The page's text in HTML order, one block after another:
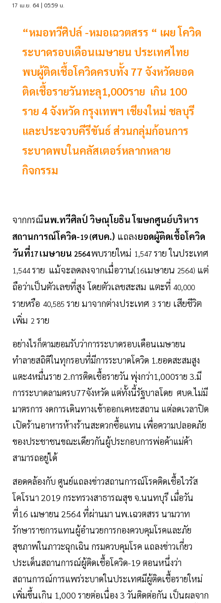
17 เม.ย. 64 | 05:59 น.
“หมอทวีศิปล์ -หมอเฉวตสรร “ เผย โควิด
ระบาดรอบเดือนเมษายน ประเทศไทย
พบผู้ติดเชื้อโควิดครบทั้ง 77 จังหวัดยอด
ติดเชื้อรายวันทะลุ1,000ราย เกิน 100
ราย 4 จังหวัด กรุงเทพฯ เชียงใหม่ ชลบุรี
และประจวบคีรีขันธ์ ส่วนกลุ่มก้อนการ
ระบาดพบในคลัสเตอร์หลากหลาย
กิจกรรม
จากกรณีนพ.ทวีศิลป์ วิษณุโยธินโฆษกศูนย์บริหาร
สถานการณ์โควิด-19 (ศบค.) แถลงยอดผู้ติดเชื้อโควิด
วันที่17 เมษายน 2564พบรายใหม่ 1,547 ราย ในประเทศ
1,544 ราย แม้จะลดลงจากเมื่อวาน(16เมษายน 2564) แต่
ถือว่าเป็นตัวเลขที่สูง โดยตัวเลขสะสม แตะที่ 40,000
รายหรือ 40,585 ราย มาจากต่างประเทศ 3 ราย เสียชีวิต
เพิ่ม 2 ราย
อย่างไรก็ตามยอมรับว่าการระบาดรอบเดือนเมษายน
ทำลายสถิติในทุกรอบที่มีการระบาดโควิด 1.ยอดสะสมสูง
แตะ4หมื่นราย 2.การติดเชื้อรายวัน พุ่งกว่า1,000ราย 3.มี
การระบาดลามครบ77จังหวัด แต่ทั้งนี้รัฐบาลโดย ศบค.ไม่มี
มาตรการ งดการเดินทางเข้าออกเคหะสถาน แต่ลดเวลาปิด
เปิดร้านอาหารห้างร้านสะดวกซื้อแทน เพื่อความปลอดภัย
ของประชาชนขณะเดียวกันผู้ประกอบการพ่อค้าแม่ค้า
สามารถอยู่ได้
สอดคล้องกับ ศูนย์แถลงข่าวสถานการณ์โรคติดเชื้อไวรัส
โคโรนา 2019 กระทรวงสาธารณสุข จ.นนทบุรี เมื่อวัน
ที่16 เมษายน 2564 ที่ผ่านมา นพ.เฉวตสรร นามวาท
รักษาราชการแทนผู้อำนวยการกองควบคุมโรคและภัย
สุขภาพในภาวะฉุกเฉิน กรมควบคุมโรค แถลงข่าวเกี่ยว
ประเด็นสถานการณ์ผู้ติดเชื้อโควิด-19 ตอนหนึ่งว่า
สถานการณ์การแพร่ระบาดในประเทศมีผู้ติดเชื้อรายใหม่
เพิ่มขึ้นเกิน 1,000 รายต่อเนื่อง 3 วันติดต่อกัน เป็นผลจาก